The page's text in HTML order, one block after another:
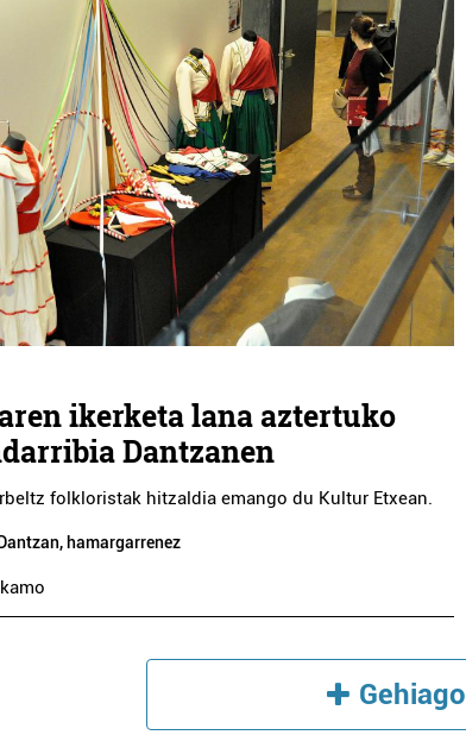
ikerketa lana aztertuko
Dantzanen
folkloristak hitzaldia emango du Kultur Etxean.
hamargarrenez
Gehiago